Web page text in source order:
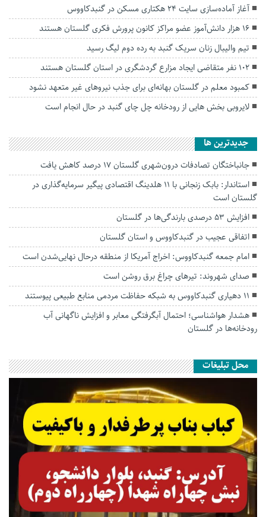
آغاز آماده‌سازی سایت ۲۴ هکتاری مسکن در گنبدکاووس
۱۶ هزار دانش‌آموز عضو مراکز کانون پرورش فکری گلستان هستند
تیم والیبال زنان سریک گنبد به رده دوم لیگ رسید
۱۰۲ نفر متقاضی ایجاد مزارع گردشگری در استان گلستان هستند
کمبود معلم در گلستان بهانه‌ای برای جذب نیروهای غیر متعهد نشود
لایروبی بخش هایی از رودخانه چل چای گنبد در حال انجام است
جديدترين ها
جانباختگان تصادفات درون‌شهری گلستان ۱۷ درصد کاهش یافت
استاندار: بابک زنجانی با ۱۱ هلدینگ اقتصادی پیگیر سرمایه‌گذاری در
گلستان است
افزایش ۵۳ درصدی بارندگی‌ها در گلستان
اتفاقی عجیب در‌ گنبدکاووس و استان گلستان
امام جمعه گنبدکاووس: اخراج آمریکا از منطقه درحال نهایی‌شدن است
صدای شهروند: تیرهای چراغ برق روشن است
۱۱ دهیاری گنبدکاووس به شبکه حفاظت مردمی منابع طبیعی پیوستند
هشدار هواشناسی؛ احتمال آبگرفتگی معابر و افزایش ناگهانی آب
رودخانه‌ها در گلستان
محل تبلیغات